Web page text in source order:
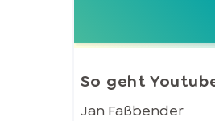
So geht
Jan Faßbender